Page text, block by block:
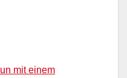
mit einem